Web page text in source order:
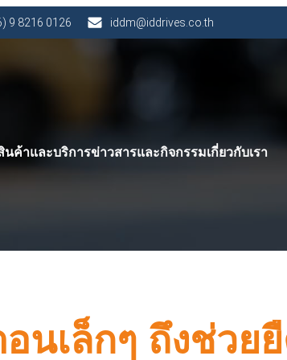
9 8216 0126 iddm@iddrives.co.th
นค้าและบริการข่าวสารและกิจกรรมเกี่ยวกับเรา
นเล็กๆ ถึงช่วย